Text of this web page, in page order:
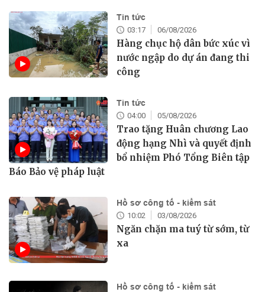
Tin tức
03:17 06/08/2026
Hàng chục hộ dân bức xúc vì
nước ngập do dự án đang thi
công
Tin tức
04:00 05/08/2026
Trao tặng Huân chương Lao
động hạng Nhì và quyết định
bổ nhiệm Phó Tổng Biên tập
Báo Bảo vệ pháp luật
Hồ sơ công tố - kiểm sát
10:02 03/08/2026
Ngăn chặn ma tuý từ sớm, từ
xa
Hồ sơ công tố - kiểm sát